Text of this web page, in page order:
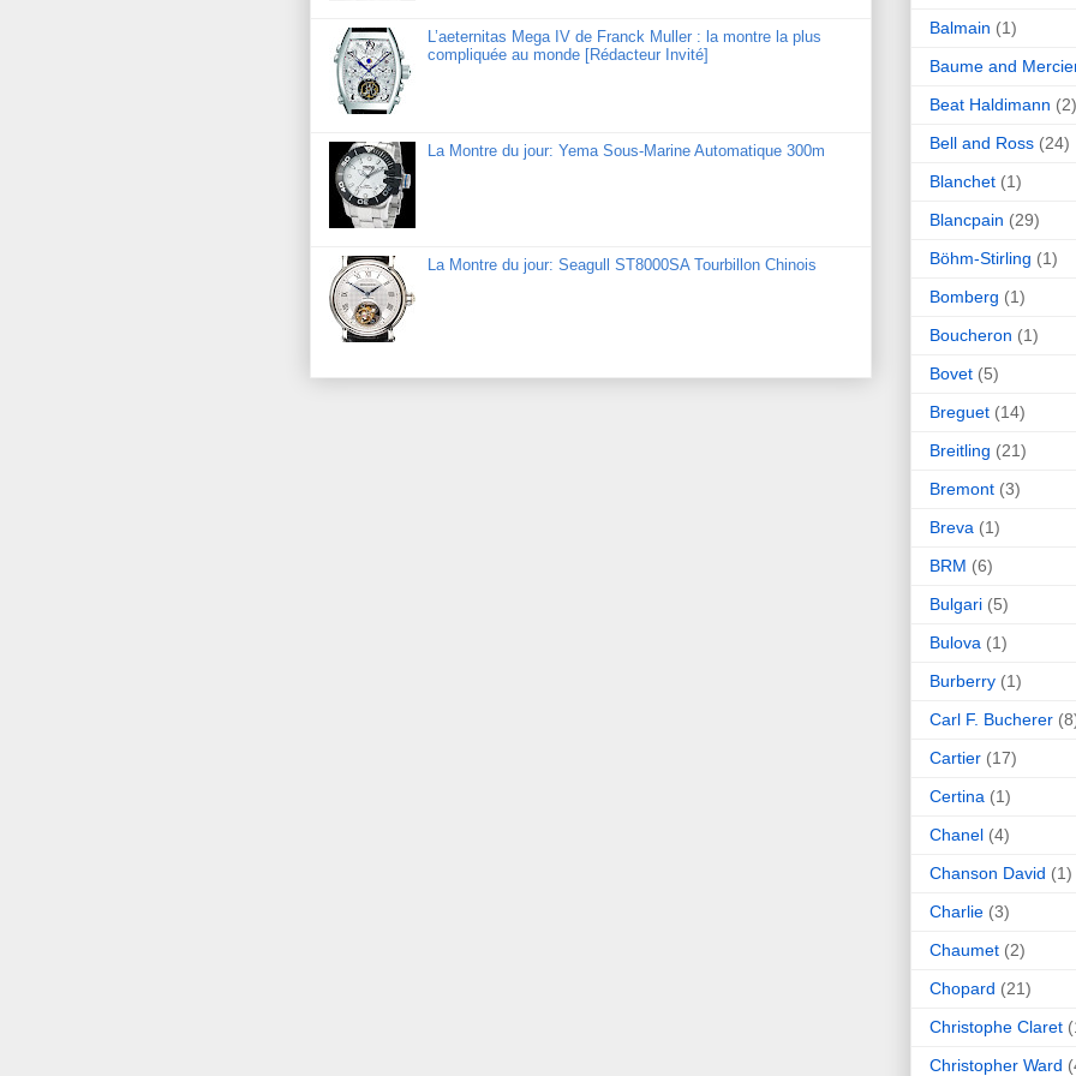
L’aeternitas Mega IV de Franck Muller : la montre la plus
compliquée au monde [Rédacteur Invité]
La Montre du jour: Yema Sous-Marine Automatique 300m
La Montre du jour: Seagull ST8000SA Tourbillon Chinois
Balmain (1)
Baume and
Beat Haldimann (2)
Bell and Ross (24)
Blanchet (1)
Blancpain (29)
Böhm-Stirling (1)
Bomberg (1)
Boucheron (1)
Bovet (5)
Breguet (14)
Breitling (21)
Bremont (3)
Breva (1)
BRM (6)
Bulgari (5)
Bulova (1)
Burberry (1)
Carl F. Bucherer
Cartier (17)
Certina (1)
Chanel (4)
Chanson David (1)
Charlie (3)
Chaumet (2)
Chopard (21)
Christophe Claret
Christopher Ward